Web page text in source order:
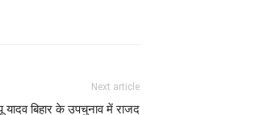
Next article
यादव बिहार के उपचुनाव में राजद